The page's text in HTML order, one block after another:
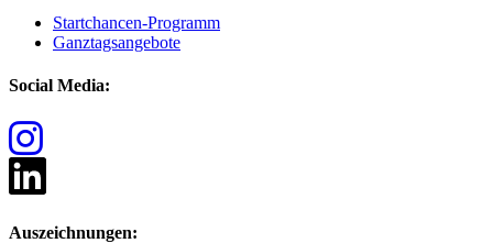
Startchancen-Programm
Ganztagsangebote
Social Media:
Auszeichnungen: